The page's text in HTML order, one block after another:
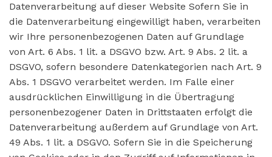
Datenverarbeitung auf dieser Website Sofern Sie in
die Datenverarbeitung eingewilligt haben, verarbeiten
wir Ihre personenbezogenen Daten auf Grundlage
von Art. 6 Abs. 1 lit. a DSGVO bzw. Art. 9 Abs. 2 lit. a
DSGVO, sofern besondere Datenkategorien nach Art. 9
Abs. 1 DSGVO verarbeitet werden. Im Falle einer
ausdrücklichen Einwilligung in die Übertragung
personenbezogener Daten in Drittstaaten erfolgt die
Datenverarbeitung außerdem auf Grundlage von Art.
49 Abs. 1 lit. a DSGVO. Sofern Sie in die Speicherung